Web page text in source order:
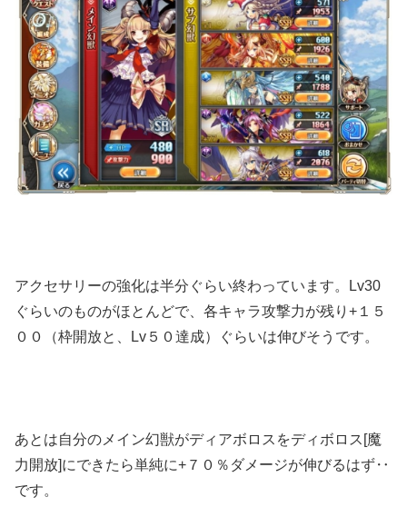
アクセサリーの強化は半分ぐらい終わっています。Lv30
ぐらいのものがほとんどで、各キャラ攻撃力が残り+１５
００（枠開放と、Lv５０達成）ぐらいは伸びそうです。
あとは自分のメイン幻獣がディアボロスをディボロス[魔
力開放]にできたら単純に+７０％ダメージが伸びるはず‥
です。